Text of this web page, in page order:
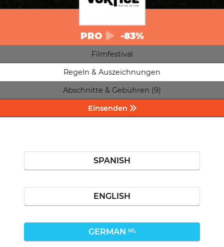
PRO -83%
Filmfestival
Regeln & Auszeichnungen
Abschnitte & Gebühren (9)
Einsenden
SPANISH
ENGLISH
GERMAN ML